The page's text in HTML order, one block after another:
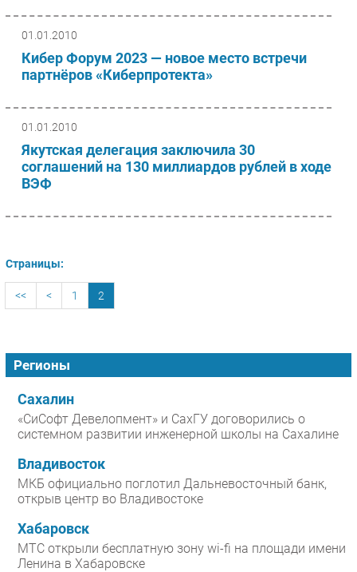
01.01.2010
Кибер Форум 2023 — новое место встречи
партнёров «Киберпротекта»
01.01.2010
Якутская делегация заключила 30
соглашений на 130 миллиардов рублей в ходе
ВЭФ
Страницы:
<< < 1 2
Регионы
Сахалин
«СиСофт Девелопмент» и СахГУ договорились о
системном развитии инженерной школы на Сахалине
Владивосток
МКБ официально поглотил Дальневосточный банк,
открыв центр во Владивостоке
Хабаровск
МТС открыли бесплатную зону wi-fi на площади имени
Ленина в Хабаровске